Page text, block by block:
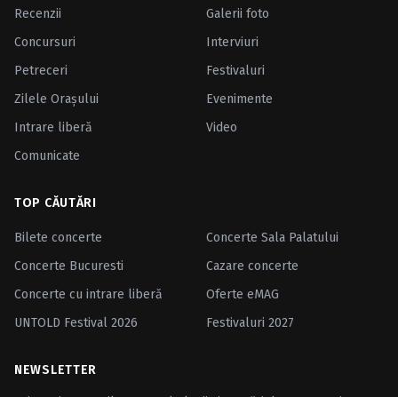
Recenzii
Galerii foto
Concursuri
Interviuri
Petreceri
Festivaluri
Zilele Oraşului
Evenimente
Intrare liberă
Video
Comunicate
TOP CĂUTĂRI
Bilete concerte
Concerte Sala Palatului
Concerte Bucuresti
Cazare concerte
Concerte cu intrare liberă
Oferte eMAG
UNTOLD Festival 2026
Festivaluri 2027
NEWSLETTER